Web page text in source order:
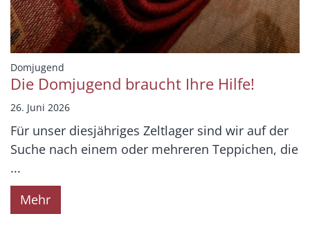
Domjugend
Die Domjugend braucht Ihre Hilfe!
26. Juni 2026
Für unser diesjähriges Zeltlager sind wir auf der
Suche nach einem oder mehreren Teppichen, die
...
Mehr